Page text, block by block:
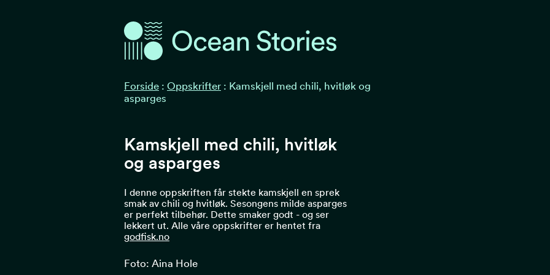
Ocean Stories
Forside : Oppskrifter : Kamskjell med chili, hvitløk og
asparges
Kamskjell med chili, hvitløk
og asparges
I denne oppskriften får stekte kamskjell en sprek
smak av chili og hvitløk. Sesongens milde asparges
er perfekt tilbehør. Dette smaker godt - og ser
lekkert ut. Alle våre oppskrifter er hentet fra
godfisk.no
Foto: Aina Hole